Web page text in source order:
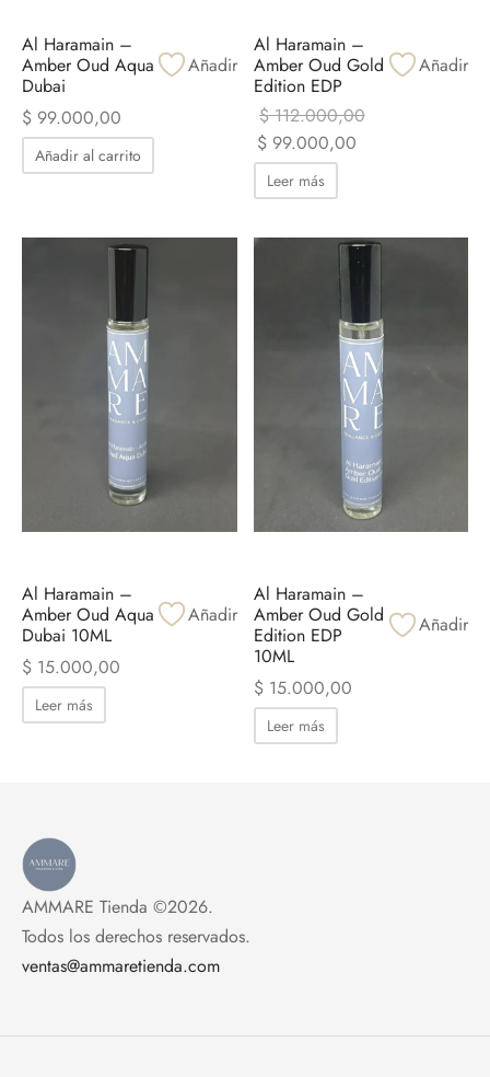
Al Haramain –
Amber Oud Aqua
Dubai
Añadir
$ 99.000,00
Añadir al carrito
Al Haramain –
Amber Oud Gold
Edition EDP
Añadir
$112.000,00
El precio
original era:
$ 112.000,00.
$99.000,00
Leer más
Al Haramain –
Amber Oud Aqua
Dubai 10ML
Añadir
$ 15.000,00
Leer más
Al Haramain –
Amber Oud Gold
Edition EDP
10ML
Añadir
$15.000,00
Leer más
AMMARE Tienda ©2026.
Todos los derechos reservados.
ventas@ammaretienda.com